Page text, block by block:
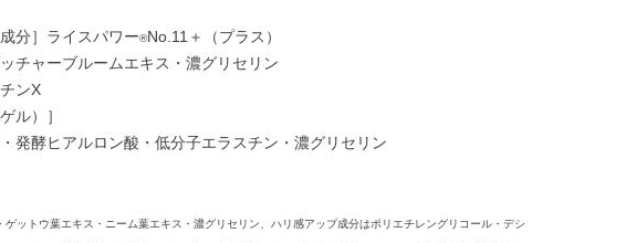
分］ライスパワー®No.11＋（プラス）
チャーブルームエキス・濃グリセリン
ンX
ル）］
発酵ヒアルロン酸・低分子エラスチン・濃グリセリン
ットウ葉エキス・ニーム葉エキス・濃グリセリン、ハリ感アップ成分はポリエチレングリコール・デシ